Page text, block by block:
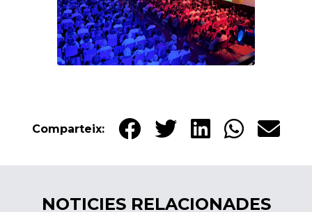
Comparteix:
NOTICIES RELACIONADES